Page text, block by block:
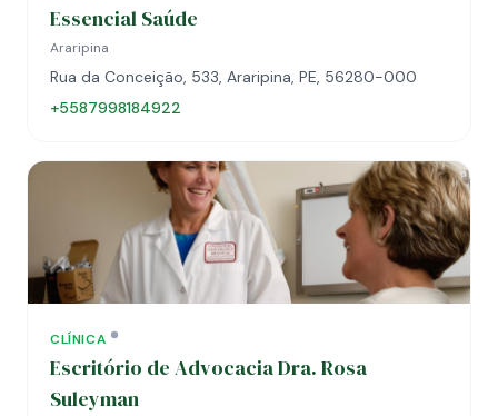
Essencial Saúde
Araripina
Rua da Conceição, 533, Araripina, PE, 56280-000
+5587998184922
CLÍNICA
Escritório de Advocacia Dra. Rosa
Suleyman